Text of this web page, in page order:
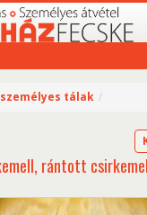
tálak
rántott